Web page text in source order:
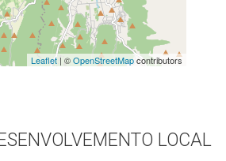
Leaflet| ©OpenStreetMapcontributors
LOCAL